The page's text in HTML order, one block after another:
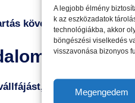
A legjobb élmény
k az eszközadatok
technológiákba, akkor
böngészési viselkedés
visszavonása bizonyos
Megengedem
következtébenis
érdemes az